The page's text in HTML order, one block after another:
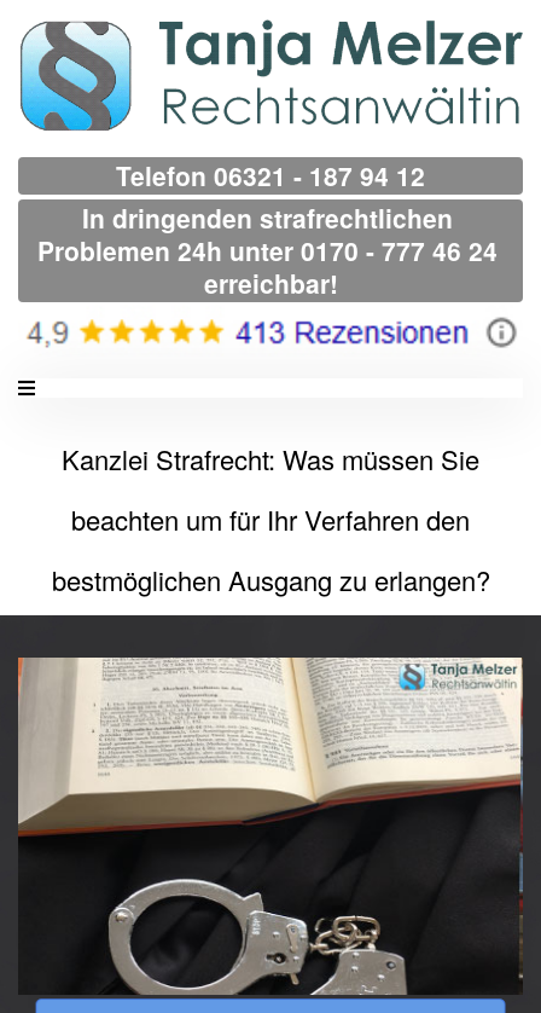
Telefon 06321 - 187 94 12
In dringenden strafrechtlichen
Problemen 24h unter 0170 - 777 46 24
erreichbar!
Kanzlei Strafrecht: Was müssen Sie
beachten um für Ihr Verfahren den
bestmöglichen Ausgang zu erlangen?